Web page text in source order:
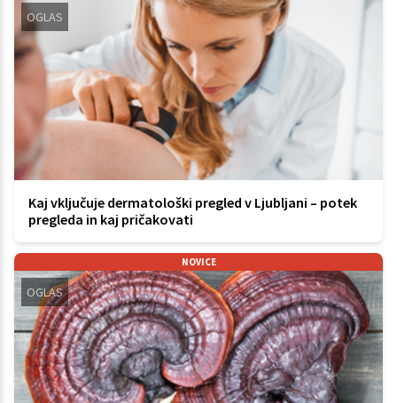
OGLAS
Kaj vključuje dermatološki pregled v Ljubljani – potek
pregleda in kaj pričakovati
NOVICE
OGLAS